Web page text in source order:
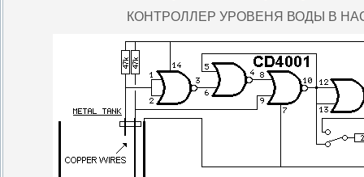
КОНТРОЛЛЕР УРОВЕНЯ ВОДЫ В